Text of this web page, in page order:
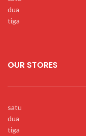
dua
tiga
OUR STORES
satu
dua
tiga